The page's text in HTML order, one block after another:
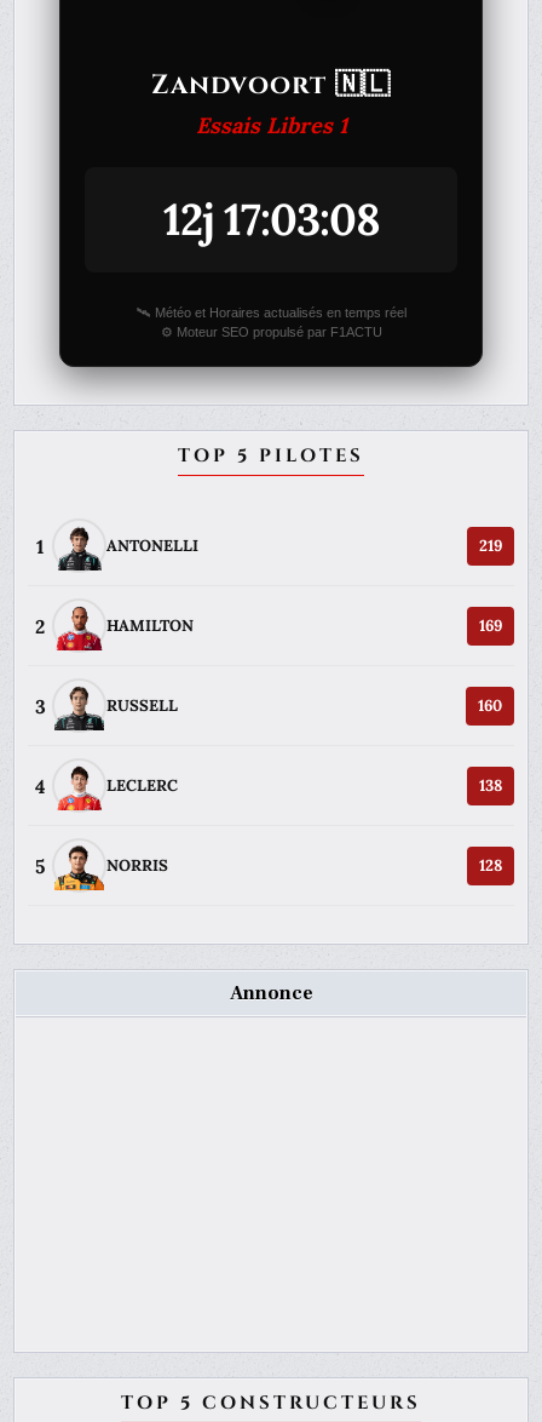
Zandvoort 🇳🇱
Essais Libres 1
12j 17:03:08
🛰️ Météo et Horaires actualisés en temps réel
⚙️ Moteur SEO propulsé par F1ACTU
TOP 5 PILOTES
1 ANTONELLI 219
2 HAMILTON 169
3 RUSSELL 160
4 LECLERC 138
5 NORRIS 128
Annonce
TOP 5 CONSTRUCTEURS